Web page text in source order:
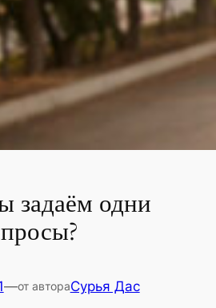
задаём одни
—от автораСурья Дас